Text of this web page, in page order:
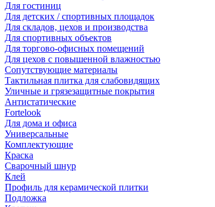
Для гостиниц
Для детских / спортивных площадок
Для складов, цехов и производства
Для спортивных объектов
Для торгово-офисных помещений
Для цехов с повышенной влажностью
Сопутствующие материалы
Тактильная плитка для слабовидящих
Уличные и грязезащитные покрытия
Антистатические
Fortelook
Для дома и офиса
Универсальные
Комплектующие
Краска
Сварочный шнур
Клей
Профиль для керамической плитки
Подложка